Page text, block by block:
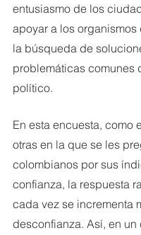
entusiasmo de los
apoyar a los organismos
la búsqueda de
problemáticas comunes
político.
En esta encuesta, como
otras en la que se les
colombianos por sus
confianza, la respuesta
cada vez se incrementa
desconfianza. Así, en un